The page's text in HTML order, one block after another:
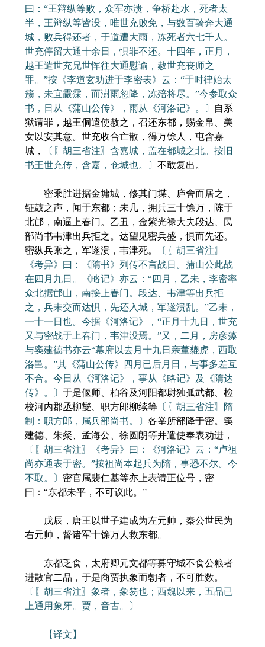
曰：“王辩纵等败，众军亦溃，争桥赴水，死者太
半，王辩纵等皆没，唯世充败免，与数百骑奔大通
城，败兵得还者，于道遭大雨，冻死者六七千人。
世充停留大通十余日，惧罪不还。十四年，正月，
越王遣世充兄世恽往大通慰谕，赦世充丧师之
罪。”按《李道玄劝进于李密表》云：“于时律始太
簇，未宜霢霂，而澍雨忽降，冻殕将尽。”今参取众
书，日从《蒲山公传》，雨从《河洛记》。〕
自系
狱请罪，越王侗遣使赦之，召还东都，赐金帛、美
女以安其意。世充收合亡散，得万馀人，屯含嘉
城，
〔〖胡三省注〗含嘉城，盖在都城之北。按旧
书王世充传，含嘉，仓城也。〕 不敢复出。
密乘胜进据金墉城，修其门堞、庐舍而居之，
钲鼓之声，闻于东都；未几，拥兵三十馀万，陈于
北邙，南逼上春门。乙丑，金紫光禄大夫段达、民
部尚书韦津出兵拒之。达望见密兵盛，惧而先还。
密纵兵乘之，军遂溃，韦津死。
〔〖胡三省注〗
《考异》曰：《隋书》列传不言战日。蒲山公此战
在四月九日。《略记》亦云：“四月，乙未，李密率
众北据邙山，南接上春门。段达、韦津等出兵拒
之，兵未交而达惧，先还入城，军遂溃乱。”乙未，
一十一日也。今据《河洛记》，“正月十九日，世充
又与密战于上春门，韦津没焉。”又，二月，房彦藻
与窦建德书亦云“幕府以去月十九日亲董貔虎，西取
洛邑。”其《蒲山公传》四月已后月日，与事多差互
不合。今日从《河洛记》，事从《略记》及《隋达
传》。〕 于是偃师、柏谷及河阳都尉独孤武都、检
校河内郡丞柳燮、职方郎柳续等 〔〖胡三省注〗隋
制：职方郎，属兵部尚书。〕 各举所部降于密。窦
建德、朱粲、孟海公、徐圆朗等并遣使奉表劝进，
〔〖胡三省注〗《考异》曰：《河洛记》云：“卢祖
尚亦通表于密。”按祖尚本起兵为隋，事恐不尔。今
不取。〕 密官属裴仁基等亦上表请正位号，密
曰：“东都未平，不可议此。”
戊辰，唐王以世子建成为左元帅，秦公世民为
右元帅，督诸军十馀万人救东都。
东都乏食，太府卿元文都等募守城不食公粮者
进散官二品，于是商贾执象而朝者，不可胜数。
〔〖胡三省注〗象者，象笏也；西魏以来，五品已
上通用象牙。贾，音古。〕
【译文】